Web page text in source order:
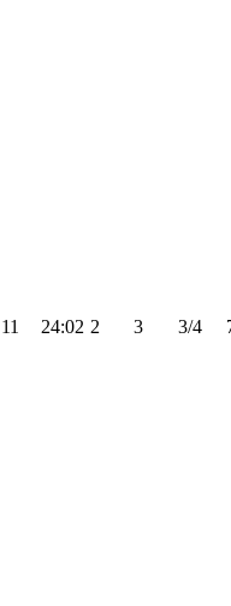
11 24:02 2 3 3/4